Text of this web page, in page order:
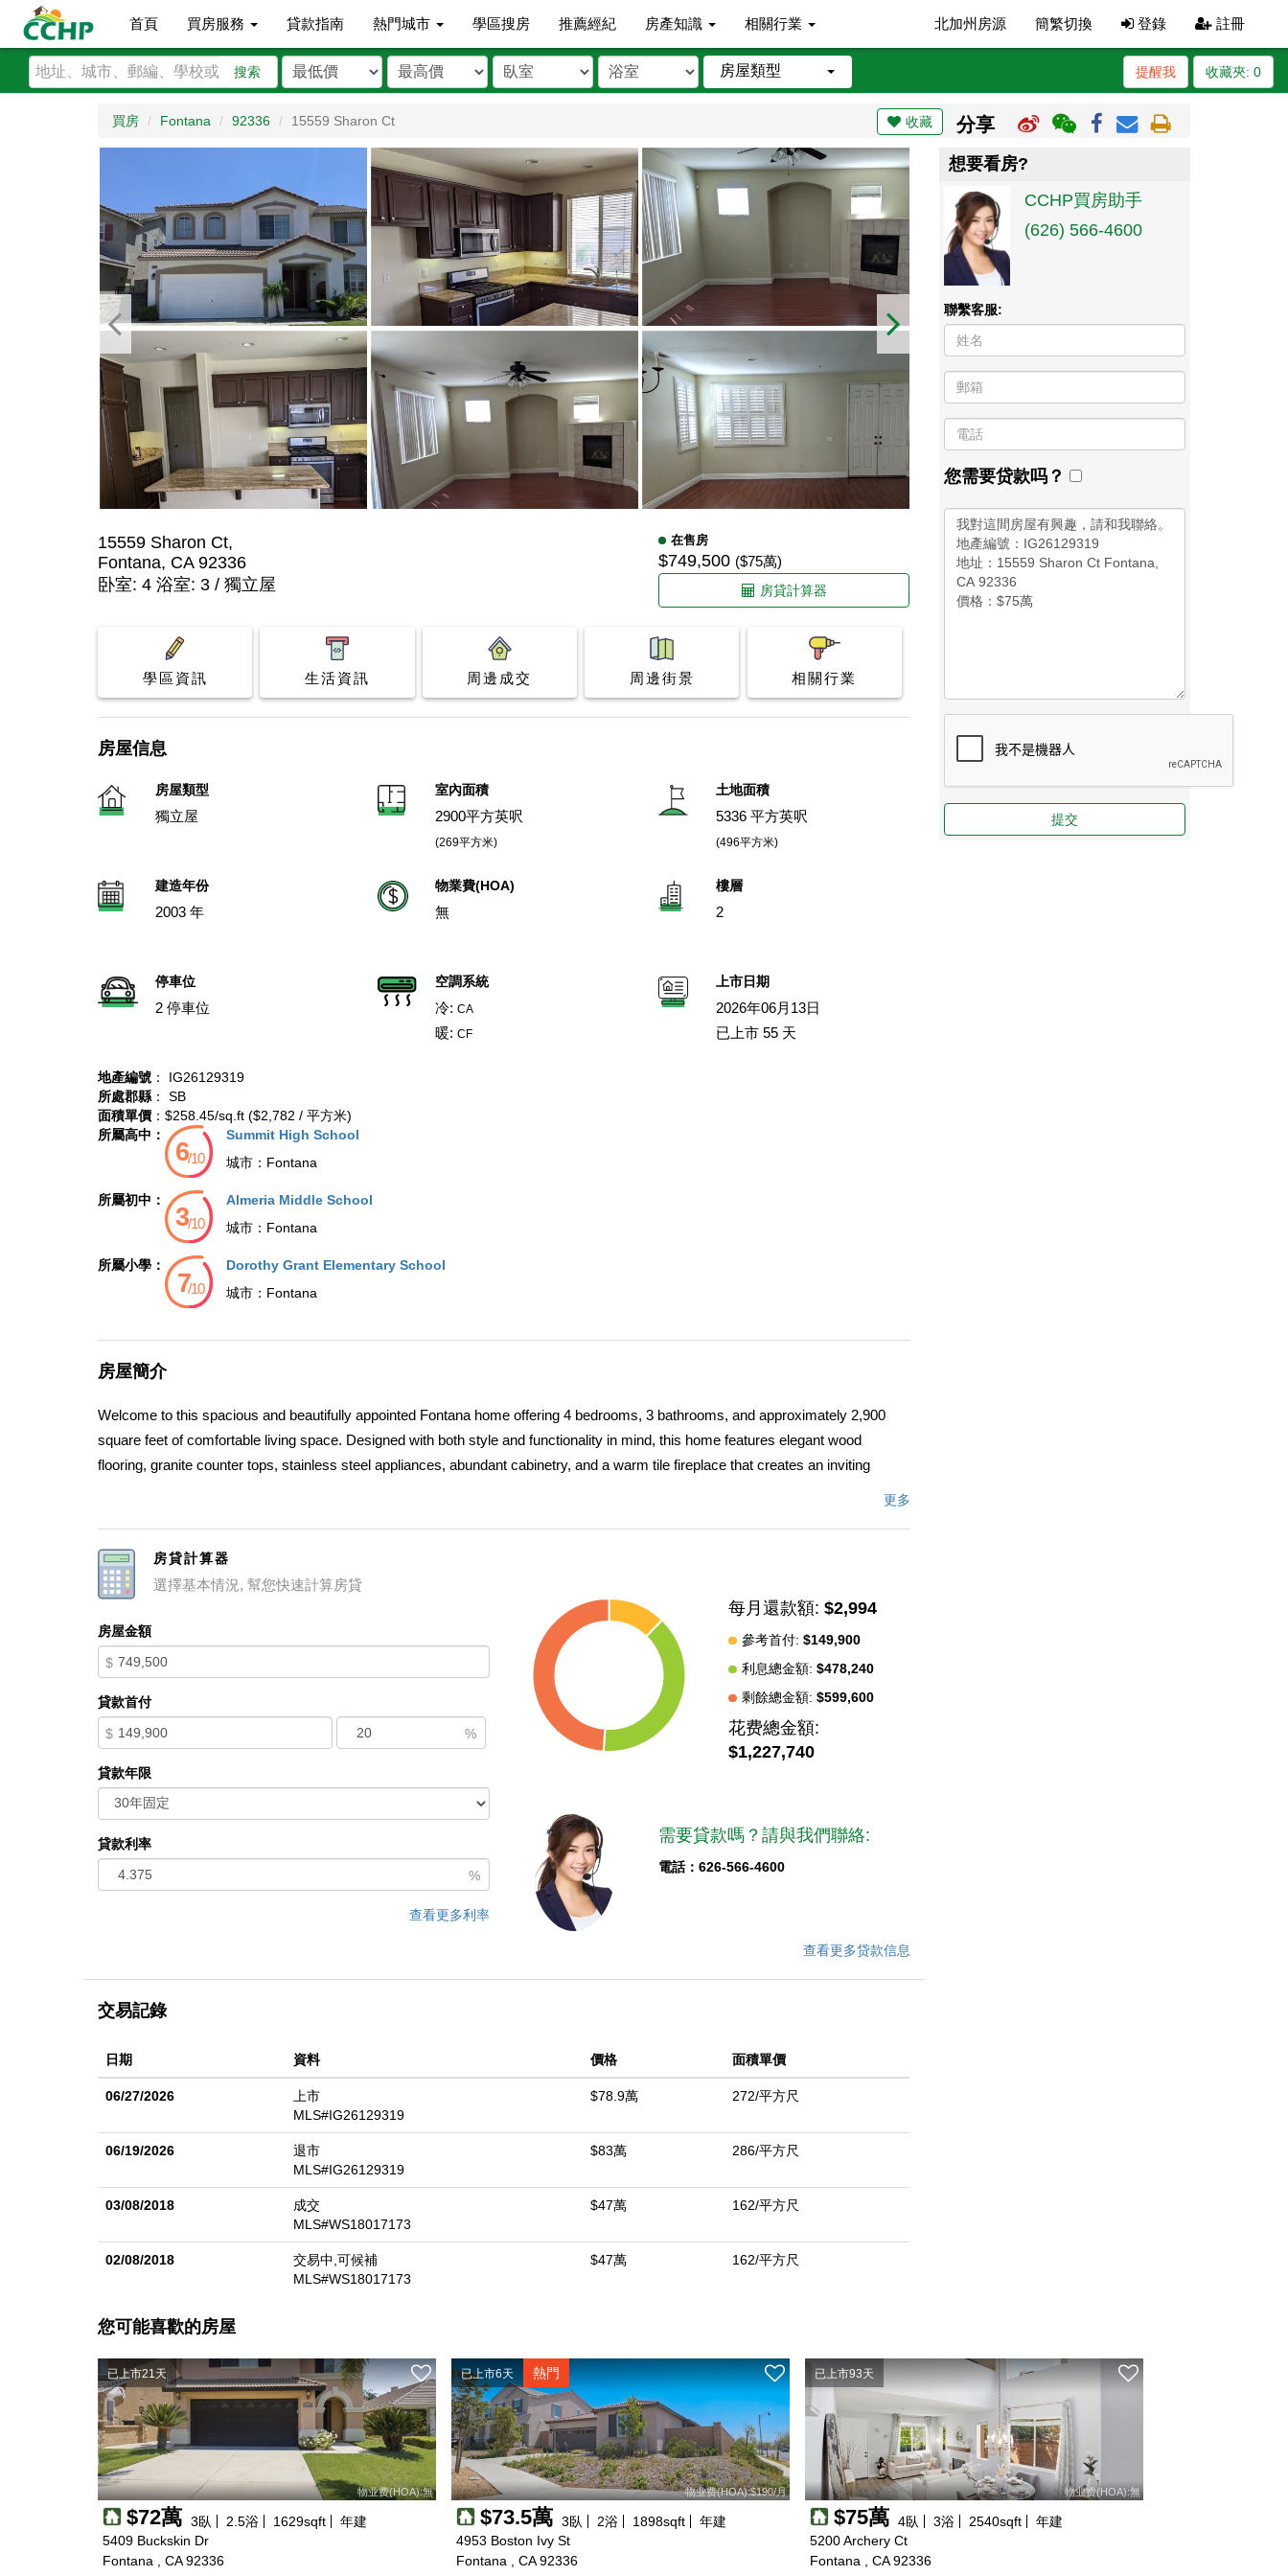
首頁 買房服務 貸款指南 熱門城市 學區搜房 推薦經紀 房產知識 相關行業 北加州房源 簡繁切換 登錄 註冊
搜索 房屋類型 收藏夾: 0
提醒我
買房 Fontana 92336 15559 Sharon Ct 收藏 分享
15559 Sharon Ct,
Fontana, CA 92336
在售房
$749,500 ($75萬)
卧室: 4 浴室: 3 / 獨立屋 房貸計算器
學區資訊 生活資訊 周邊成交 周邊街景 相關行業
房屋信息
房屋類型
獨立屋
室內面積
2900平方英呎
(269平方米)
土地面積
5336 平方英呎
(496平方米)
建造年份
2003 年
物業費(HOA)
無
樓層
2
停車位
2 停車位
空調系統
冷:CA
暖:CF
上市日期
2026年06月13日
已上市 55 天
地產編號 ： IG26129319
所處郡縣 ： SB
面積單價 ：$258.45/sq.ft ($2,782 / 平方米)
所屬高中：
Summit High School
城市： Fontana
所屬初中：
Almeria Middle School
城市： Fontana
所屬小學：
Dorothy Grant Elementary School
城市： Fontana
房屋簡介
Welcome to this spacious and beautifully appointed Fontana home offering 4 bedrooms, 3 bathrooms, and approximately 2,900
square feet of comfortable living space. Designed with both style and functionality in mind, this home features elegant wood
flooring, granite counter tops, stainless steel appliances, abundant cabinetry, and a warm tile fireplace that creates an inviting
tiled walk-in shower, and a large walk-in closet complete with a custom organizer. Step outside to a covered patio overlooking the
backyardâ€”an ideal setting for outdoor dining, entertaining, or simply unwinding after a long day. Conveniently located near
Baseline Avenue and Walnut Avenue in Fontana, this exceptional home offers easy access to top-rated schools, parks, shopping,
dining, and commuter routes. Combining comfort, space, and an outstanding location, this is a wonderful opportunity to own a
home that truly has it all.
中文描述
更多
房貸計算器
選擇基本情況, 幫您快速計算房貸
房屋金額
$
貸款首付
$ %
貸款年限
貸款利率
%
查看更多利率
每月還款額: $2,994
參考首付: $149,900
利息總金額: $478,240
剩餘總金額: $599,600
花费總金額:
$1,227,740
需要貸款嗎？請與我們聯絡:
電話：626-566-4600
查看更多贷款信息
交易記錄
日期 資料 價格 面積單價
06/27/2026
上市
MLS#IG26129319
$78.9萬 272/平方尺
06/19/2026
退市
MLS#IG26129319
$83萬 286/平方尺
03/08/2018
成交
MLS#WS18017173
$47萬 162/平方尺
02/08/2018
交易中,可候補
MLS#WS18017173
$47萬 162/平方尺
想要看房?
CCHP買房助手
(626) 566-4600
聯繫客服:
您需要贷款吗？
提交
您可能喜歡的房屋
已上市21天
物业费(HOA):無
$72萬 3臥 2.5浴 1629sqft
年建
5409 Buckskin Dr
Fontana , CA 92336
已上市6天 熱門
物业费(HOA):$190/月
$73.5萬 3臥 2浴 1898sqft
年建
4953 Boston Ivy St
Fontana , CA 92336
已上市93天
物业费(HOA):無
$75萬 4臥 3浴 2540sqft
年建
5200 Archery Ct
Fontana , CA 92336